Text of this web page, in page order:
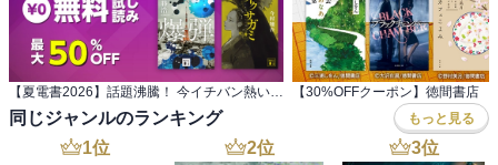
同じジャンルのランキング もっと見る
1位 2位 3位